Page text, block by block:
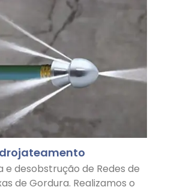
e desobstrução de Redes de
de Gordura. Realizamos o